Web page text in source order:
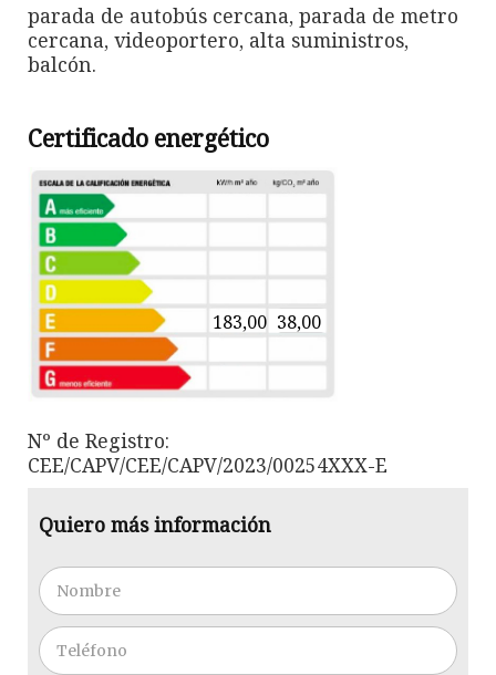
parada de autobús cercana, parada de metro
cercana, videoportero, alta suministros,
balcón.
Certificado energético
38,00
183,00
Nº de Registro:
CEE/CAPV/CEE/CAPV/2023/00254XXX-E
Quiero más información